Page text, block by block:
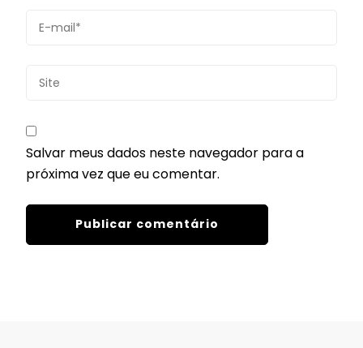
Salvar meus dados neste navegador para a
próxima vez que eu comentar.